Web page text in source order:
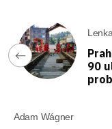
90
Adam Wágner